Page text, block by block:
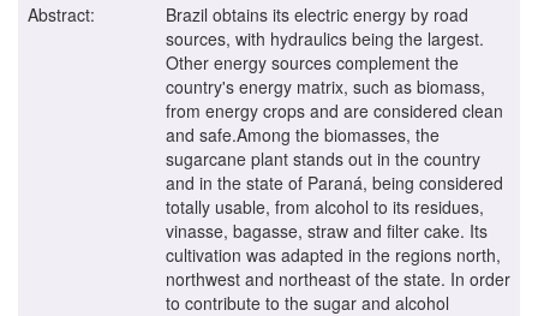
Abstract:
Brazil obtains its electric energy by road
sources, with hydraulics being the largest.
Other energy sources complement the
country's energy matrix, such as biomass,
from energy crops and are considered clean
and safe.Among the biomasses, the
sugarcane plant stands out in the country
and in the state of Paraná, being considered
totally usable, from alcohol to its residues,
vinasse, bagasse, straw and filter cake. Its
cultivation was adapted in the regions north,
northwest and northeast of the state. In order
to contribute to the sugar and alcohol